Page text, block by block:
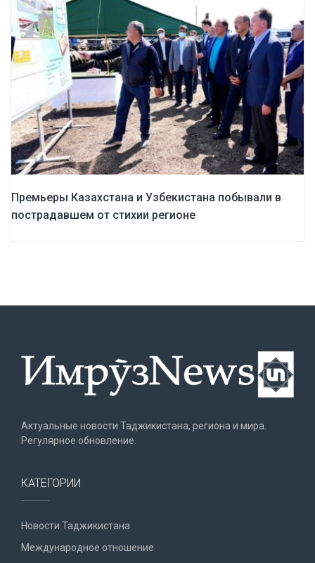
Премьеры Казахстана и Узбекистана побывали в
пострадавшем от стихии регионе
Актуальные новости Таджикистана, региона и мира.
Регулярное обновление.
КАТЕГОРИИ
Новости Таджикистана
Международное отношение